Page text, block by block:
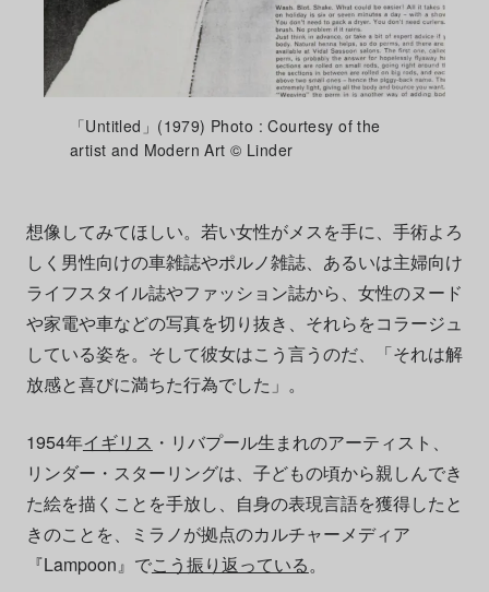
「Untitled」(1979) Photo : Courtesy of the
artist and Modern Art © Linder
想像してみてほしい。若い女性がメスを手に、手術よろ
しく男性向けの車雑誌やポルノ雑誌、あるいは主婦向け
ライフスタイル誌やファッション誌から、女性のヌード
や家電や車などの写真を切り抜き、それらをコラージュ
している姿を。そして彼女はこう言うのだ、「それは解
放感と喜びに満ちた行為でした」。
1954年イギリス ・リバプール生まれのアーティスト、
リンダー・スターリングは、子どもの頃から親しんでき
た絵を描くことを手放し、自身の表現言語を獲得したと
きのことを、ミラノが拠点のカルチャーメディア
『Lampoon』でこう振り返っている。